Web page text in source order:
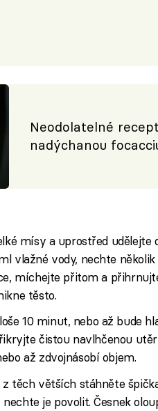
Neodolatelné
nadýchanou
mísy a uprostřed udělejte
vlažné vody, nechte
míchejte přitom a
těsto.
10 minut, nebo až bude
čistou navlhčenou
až zdvojnásobí objem.
těch větších stáhněte
je povolit. Česnek